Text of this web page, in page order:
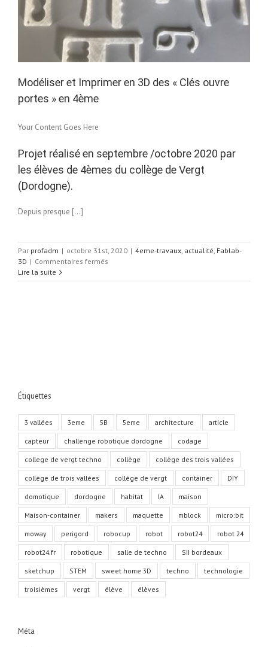
Modéliser et Imprimer en 3D des « Clés ouvre
portes » en 4ème
Your Content Goes Here
Projet réalisé en septembre /octobre 2020 par
les élèves de 4èmes du collège de Vergt
(Dordogne).
Depuis presque […]
Par profadm | octobre 31st, 2020 | 4eme-travaux, actualité, Fablab-
3D | Commentaires fermés
et
Lire la suite
Étiquettes
3 vallées 3eme 5B 5eme architecture article
capteur challenge robotique dordogne codage
college de vergt techno collège collège des trois vallées
collège de trois vallées collège de vergt container DIY
domotique dordogne habitat IA maison
Maison-container makers maquette mblock micro:bit
moway perigord robocup robot robot24 robot 24
robot24.fr robotique salle de techno SII bordeaux
sketchup STEM sweet home 3D techno technologie
troisièmes vergt élève élèves
Méta